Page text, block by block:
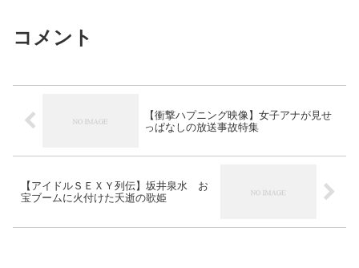
コメント
【衝撃ハプニング映像】女子アナが見せ
っぱなしの放送事故特集
【アイドルＳＥＸＹ列伝】坂井泉水 お
宝ブームに火付けた夭逝の歌姫